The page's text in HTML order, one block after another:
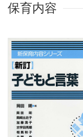
保育内容